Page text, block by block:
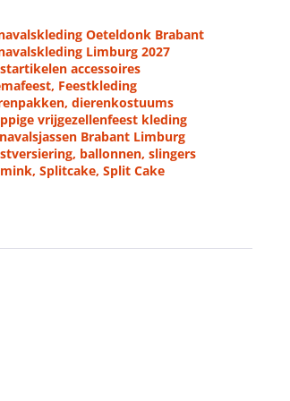
Oeteldonk Brabant
Limburg 2027
accessoires
Feestkleding
dierenkostuums
vrijgezellenfeest kleding
Brabant Limburg
ballonnen, slingers
Splitcake, Split Cake